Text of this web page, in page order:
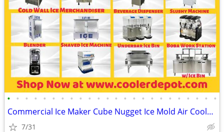
• • • • • • • • • • • • • • • • • • • • • • • •
Commercial Ice Maker Cube Nugget Ice Mold Air Cooled(100%NEW) RESTAURA
7/31